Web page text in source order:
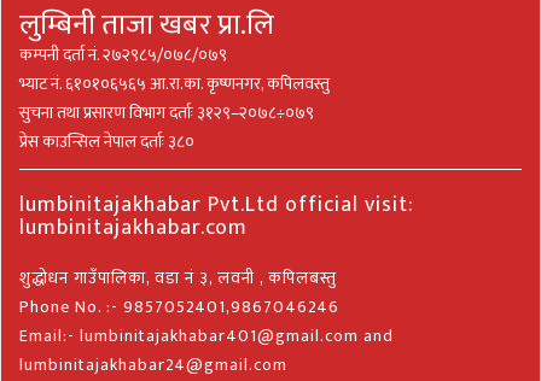
लुम्बिनी ताजा खबर प्रा.लि
कम्पनी दर्ता नं. २७२९८५/०७८/०७९
भ्याट नं. ६१०१०६५६५ आ.रा.का. कृष्णनगर, कपिलवस्तु
सुचना तथा प्रसारण विभाग दर्ताः ३१२९–२०७८÷०७९
प्रेस काउन्सिल नेपाल दर्ताः ३८०
lumbinitajakhabar Pvt.Ltd official visit:
lumbinitajakhabar.com
शुद्धोधन गाउँपालिका, वडा नं ३, लवनी , कपिलबस्तु
Phone No. :- 9857052401,9867046246
Email:- lumbinitajakhabar401@gmail.com and
lumbinitajakhabar24@gmail.com